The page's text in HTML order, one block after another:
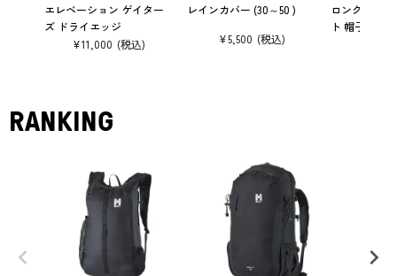
エレベーション ゲイター
ズ ドライエッジ
¥11,000
レインカバー (30～50 )
¥5,500
ロングディ
ト 帽子
RANKING